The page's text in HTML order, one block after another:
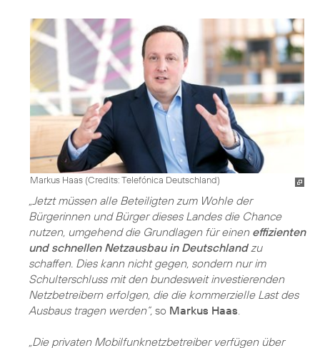
Markus Haas (Credits: Telefónica Deutschland)
„Jetzt müssen alle Beteiligten zum Wohle der
Bürgerinnen und Bürger dieses Landes die Chance
nutzen, umgehend die Grundlagen für einen effizienten
und schnellen Netzausbau in Deutschlandzu
schaffen. Dies kann nicht gegen, sondern nur im
Schulterschluss mit den bundesweit investierenden
Netzbetreibern erfolgen, die die kommerzielle Last des
Ausbaus tragen werden“, so Markus Haas
„Die privaten Mobilfunknetzbetreiber verfügen über